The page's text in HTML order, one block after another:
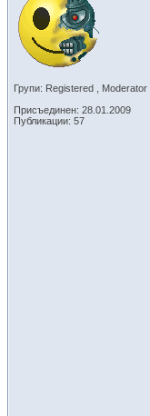
Групи: Registered , Moderator
Присъединен: 28.01.2009
Публикации: 57